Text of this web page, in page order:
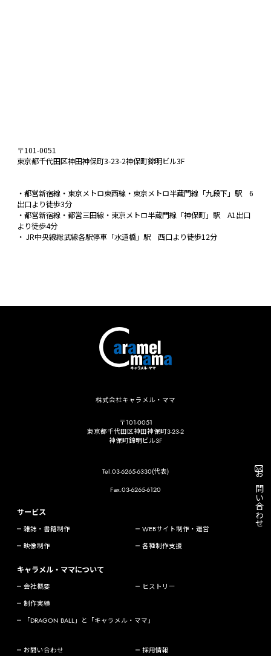
〒101-0051
東京都千代田区神田神保町3-23-2神保町錦明ビル3F
・都営新宿線・東京メトロ東西線・東京メトロ半蔵門線「九段下」駅 6
出口より徒歩3分
・都営新宿線・都営三田線・東京メトロ半蔵門線「神保町」駅 A1出口
より徒歩4分
・ JR中央線総武線各駅停車「水道橋」駅 西口より徒歩12分
株式会社キャラメル・ママ
〒101-0051
東京都千代田区神田神保町3-23-2
神保町錦明ビル3F
Tel.03-6265-6330(代表)
Fax.03-6265-6120
サービス
雑誌・書籍制作
WEBサイト制作・運営
映像制作
各種制作支援
キャラメル・ママについて
会社概要
ヒストリー
制作実績
「DRAGON BALL」と「キャラメル・ママ」
お問い合わせ 採用情報
お問い合わせ